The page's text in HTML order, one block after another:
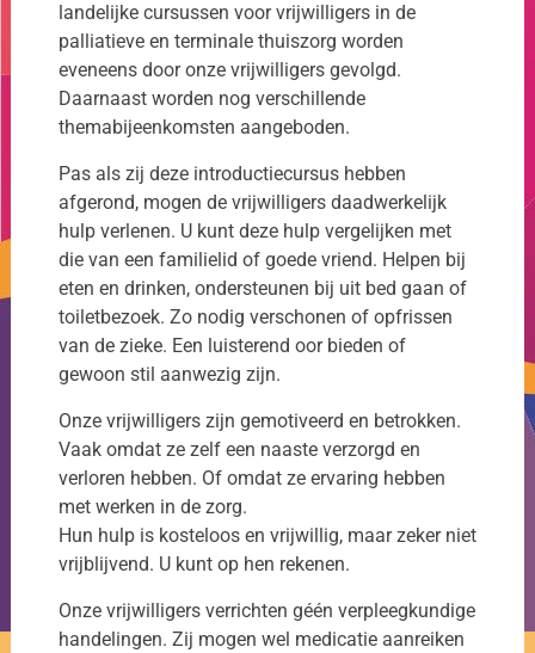
landelijke cursussen voor vrijwilligers in de
palliatieve en terminale thuiszorg worden
eveneens door onze vrijwilligers gevolgd.
Daarnaast worden nog verschillende
themabijeenkomsten aangeboden.
Pas als zij deze introductiecursus hebben
afgerond, mogen de vrijwilligers daadwerkelijk
hulp verlenen. U kunt deze hulp vergelijken met
die van een familielid of goede vriend. Helpen bij
eten en drinken, ondersteunen bij uit bed gaan of
toiletbezoek. Zo nodig verschonen of opfrissen
van de zieke. Een luisterend oor bieden of
gewoon stil aanwezig zijn.
Onze vrijwilligers zijn gemotiveerd en betrokken.
Vaak omdat ze zelf een naaste verzorgd en
verloren hebben. Of omdat ze ervaring hebben
met werken in de zorg.
Hun hulp is kosteloos en vrijwillig, maar zeker niet
vrijblijvend. U kunt op hen rekenen.
Onze vrijwilligers verrichten géén verpleegkundige
handelingen. Zij mogen wel medicatie aanreiken